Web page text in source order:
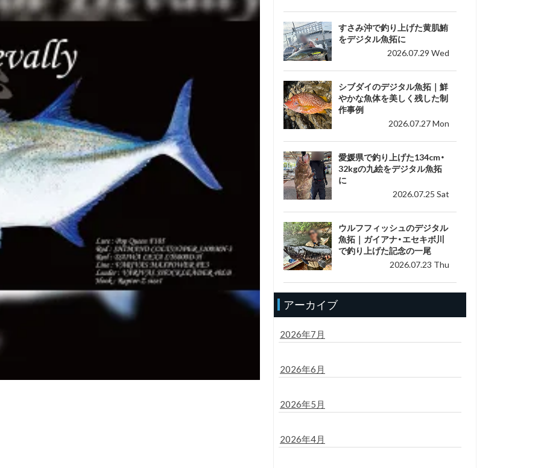
すさみ沖で釣り上げた黄肌鮪
をデジタル魚拓に
2026.07.29 Wed
シブダイのデジタル魚拓｜鮮
やかな魚体を美しく残した制
作事例
2026.07.27 Mon
愛媛県で釣り上げた134cm・
32kgの九絵をデジタル魚拓
に
2026.07.25 Sat
ウルフフィッシュのデジタル
魚拓｜ガイアナ・エセキボ川
で釣り上げた記念の一尾
2026.07.23 Thu
アーカイブ
2026年7月
2026年6月
2026年5月
2026年4月